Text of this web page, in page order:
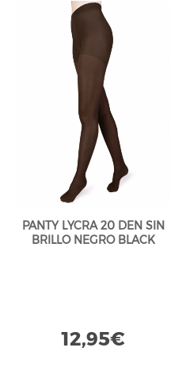
PANTY LYCRA 20 DEN SIN
BRILLO NEGRO BLACK
12,95€